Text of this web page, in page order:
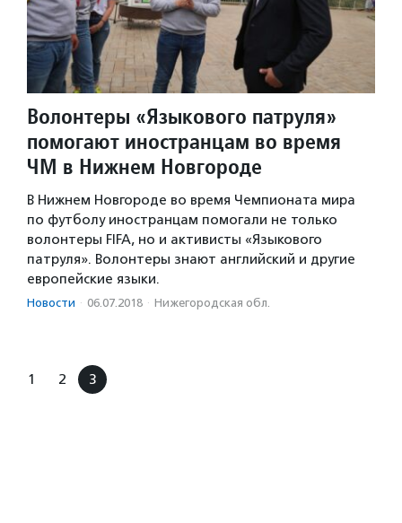
Волонтеры «Языкового патруля»
помогают иностранцам во время
ЧМ в Нижнем Новгороде
В Нижнем Новгороде во время Чемпионата мира
по футболу иностранцам помогали не только
волонтеры FIFA, но и активисты «Языкового
патруля». Волонтеры знают английский и другие
европейские языки.
Новости · 06.07.2018 · Нижегородская обл.
1 2 3